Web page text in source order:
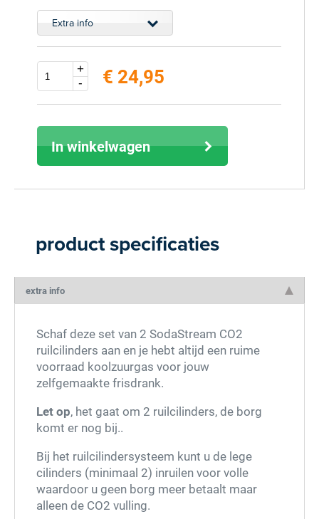
Extra info
+
-
€ 24,95
In winkelwagen
product specificaties
extra info
Schaf deze set van 2 SodaStream CO2
ruilcilinders aan en je hebt altijd een ruime
voorraad koolzuurgas voor jouw
zelfgemaakte frisdrank.
Let op, het gaat om 2 ruilcilinders, de borg
komt er nog bij..
Bij het ruilcilindersysteem kunt u de lege
cilinders (minimaal 2) inruilen voor volle
waardoor u geen borg meer betaalt maar
alleen de CO2 vulling.